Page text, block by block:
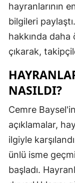
hayranlarının
bilgileri
hakkında
çıkarak,
NASILDI?
Cemre
açıklamalar,
ilgiyle
ünlü isme
başladı.